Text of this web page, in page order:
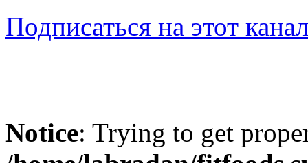
Подписаться на этот
Notice: Trying to get